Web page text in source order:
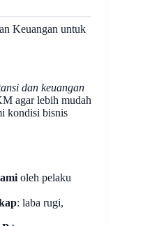
Keuangan untuk
dan keuangan
agar lebih mudah
kondisi bisnis
oleh pelaku
: laba rugi,